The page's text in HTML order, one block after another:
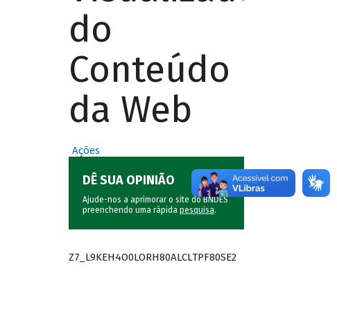
do
Conteúdo
da Web
Ações
DÊ SUA OPINIÃO
Ajude-nos a aprimorar o site do BNDES
preenchendo uma rápida pesquisa.
Z7_L9KEH4O0LORH80ALCLTPF80SE2